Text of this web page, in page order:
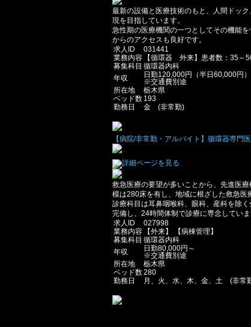
最新の設備と医療技術のもと、人間ドッ
現を目指しています。
急性期の医療機関の一つとしてその機能
からのアクセスも良好です。
求人ID
031441
業務内容
【循環器 外来】患者数：35～
募集科目 循環器内科
年収
日勤120,000円（半日60,000円）
※交通費別途
所在地
栃木県
ベッド数 193
勤務日
金 (非常勤)
【病院/非常勤・アルバイト】循環器専門
救急医療の要望が多いことから、先進医
模は280床を有し、地域に根ざした救急医
診療科目は耳鼻咽喉科、眼科、産科を除
完備し、24時間体制で診療に専念していま
求人ID
027998
業務内容
【外来】 【病棟管理】
募集科目 循環器内科
年収
日勤80,000円～
※交通費別途
所在地
栃木県
ベッド数280
勤務日
月、火、水、木、金、土 (非常